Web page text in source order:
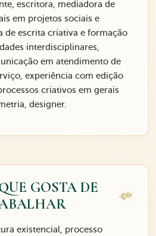
escritora, mediadora de
em projetos sociais e
de escrita criativa e formação
interdisciplinares,
em atendimento de
experiência com edição
criativos em gerais
designer.
GOSTA DE
existencial, processo